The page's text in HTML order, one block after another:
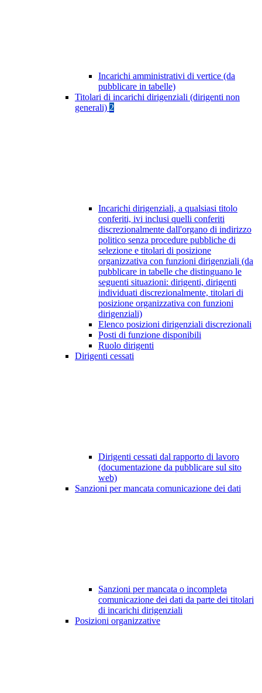
Incarichi amministrativi di vertice (da
pubblicare in tabelle)
Titolari di incarichi dirigenziali (dirigenti non
generali) 2
Incarichi dirigenziali, a qualsiasi titolo
conferiti, ivi inclusi quelli conferiti
discrezionalmente dall'organo di indirizzo
politico senza procedure pubbliche di
selezione e titolari di posizione
organizzativa con funzioni dirigenziali (da
pubblicare in tabelle che distinguano le
seguenti situazioni: dirigenti, dirigenti
individuati discrezionalmente, titolari di
posizione organizzativa con funzioni
dirigenziali)
Elenco posizioni dirigenziali discrezionali
Posti di funzione disponibili
Ruolo dirigenti
Dirigenti cessati
Dirigenti cessati dal rapporto di lavoro
(documentazione da pubblicare sul sito
web)
Sanzioni per mancata comunicazione dei dati
Sanzioni per mancata o incompleta
comunicazione dei dati da parte dei titolari
di incarichi dirigenziali
Posizioni organizzative